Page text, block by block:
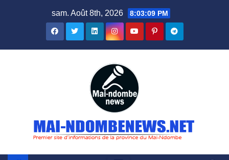
sam. Août 8th, 2026 8:03:10 PM